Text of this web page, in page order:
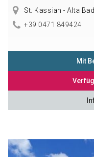
St. Kassian - Alta
+39 0471 849424
Mit